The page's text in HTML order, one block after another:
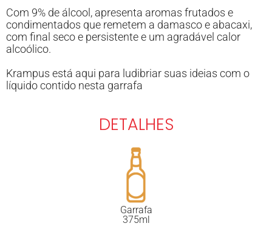
Com 9% de álcool, apresenta aromas frutados e
condimentados que remetem a damasco e abacaxi,
com final seco e persistente e um agradável calor
alcoólico.
Krampus está aqui para ludibriar suas ideias com o
líquido contido nesta garrafa
DETALHES
Garrafa
375ml